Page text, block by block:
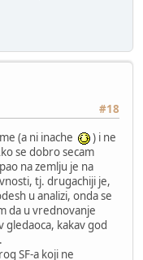
#18
(a ni inache
) i ne
se dobro secam
na zemlju je na
tj. drugachiji je,
u analizi, onda se
da u vrednovanje
gledaoca, kakav god
SF-a koji ne